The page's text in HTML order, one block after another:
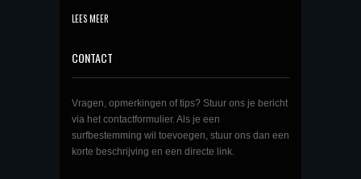
LEES MEER
CONTACT
Vragen, opmerkingen of tips? Stuur ons je bericht
via het contactformulier. Als je een
surfbestemming wil toevoegen, stuur ons dan een
korte beschrijving en een directe link.